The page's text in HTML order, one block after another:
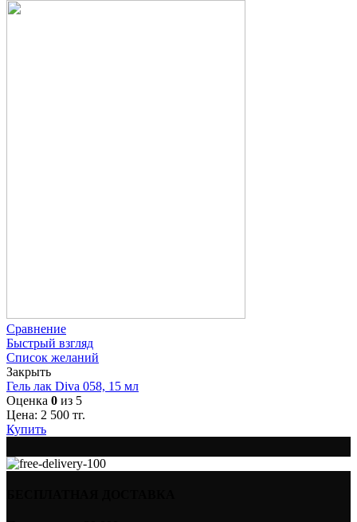
Сравнение
Быстрый взгляд
Список желаний
Закрыть
Гель лак Diva 058, 15 мл
Оценка 0 из 5
Цена: 2 500 тг.
Купить